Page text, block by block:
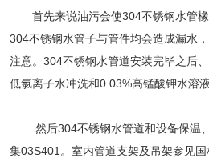
首先来说油污会使304不锈钢水管
304不锈钢水管子与管件均会造成漏水
注意。 304不锈钢水管道安装完毕之后
低氯离子水冲洗和0.03%高锰酸钾水溶液
然后304不锈钢水管道和设备保温、
集03S401。室内管道支架及吊架参见